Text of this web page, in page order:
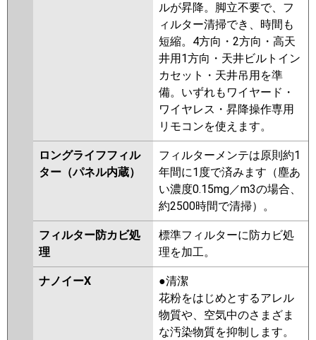
ルが昇降。脚立不要で、フ
ィルター清掃でき、時間も
短縮。4方向・2方向・高天
井用1方向・天井ビルトイン
カセット・天井吊用を準
備。いずれもワイヤード・
ワイヤレス・昇降操作専用
リモコンを使えます。
ロングライフフィル
ター（パネル内蔵）
フィルターメンテは原則約1
年間に1度で済みます（塵あ
い濃度0.15mg／m3の場合、
約2500時間で清掃）。
フィルター防カビ処
理
標準フィルターに防カビ処
理を加工。
ナノイーX
●清潔
花粉をはじめとするアレル
物質や、空気中のさまざま
な汚染物質を抑制します。